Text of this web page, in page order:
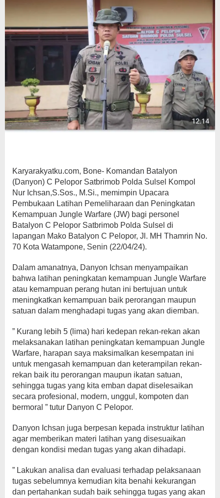
Karyarakyatku.com, Bone- Komandan Batalyon
(Danyon) C Pelopor Satbrimob Polda Sulsel Kompol
Nur Ichsan,S.Sos., M.Si., memimpin Upacara
Pembukaan Latihan Pemeliharaan dan Peningkatan
Kemampuan Jungle Warfare (JW) bagi personel
Batalyon C Pelopor Satbrimob Polda Sulsel di
lapangan Mako Batalyon C Pelopor, Jl. MH Thamrin No.
70 Kota Watampone, Senin (22/04/24).
Dalam amanatnya, Danyon Ichsan menyampaikan
bahwa latihan peningkatan kemampuan Jungle Warfare
atau kemampuan perang hutan ini bertujuan untuk
meningkatkan kemampuan baik perorangan maupun
satuan dalam menghadapi tugas yang akan diemban.
” Kurang lebih 5 (lima) hari kedepan rekan-rekan akan
melaksanakan latihan peningkatan kemampuan Jungle
Warfare, harapan saya maksimalkan kesempatan ini
untuk mengasah kemampuan dan keterampilan rekan-
rekan baik itu perorangan maupun ikatan satuan,
sehingga tugas yang kita emban dapat diselesaikan
secara profesional, modern, unggul, kompoten dan
bermoral ” tutur Danyon C Pelopor.
Danyon Ichsan juga berpesan kepada instruktur latihan
agar memberikan materi latihan yang disesuaikan
dengan kondisi medan tugas yang akan dihadapi.
” Lakukan analisa dan evaluasi terhadap pelaksanaan
tugas sebelumnya kemudian kita benahi kekurangan
dan pertahankan sudah baik sehingga tugas yang akan